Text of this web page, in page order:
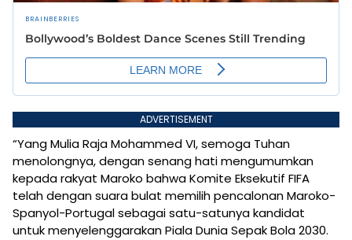
ADVERTISEMENT
“Yang Mulia Raja Mohammed VI, semoga Tuhan
menolongnya, dengan senang hati mengumumkan
kepada rakyat Maroko bahwa Komite Eksekutif FIFA
telah dengan suara bulat memilih pencalonan Maroko-
Spanyol-Portugal sebagai satu-satunya kandidat
untuk menyelenggarakan Piala Dunia Sepak Bola 2030.